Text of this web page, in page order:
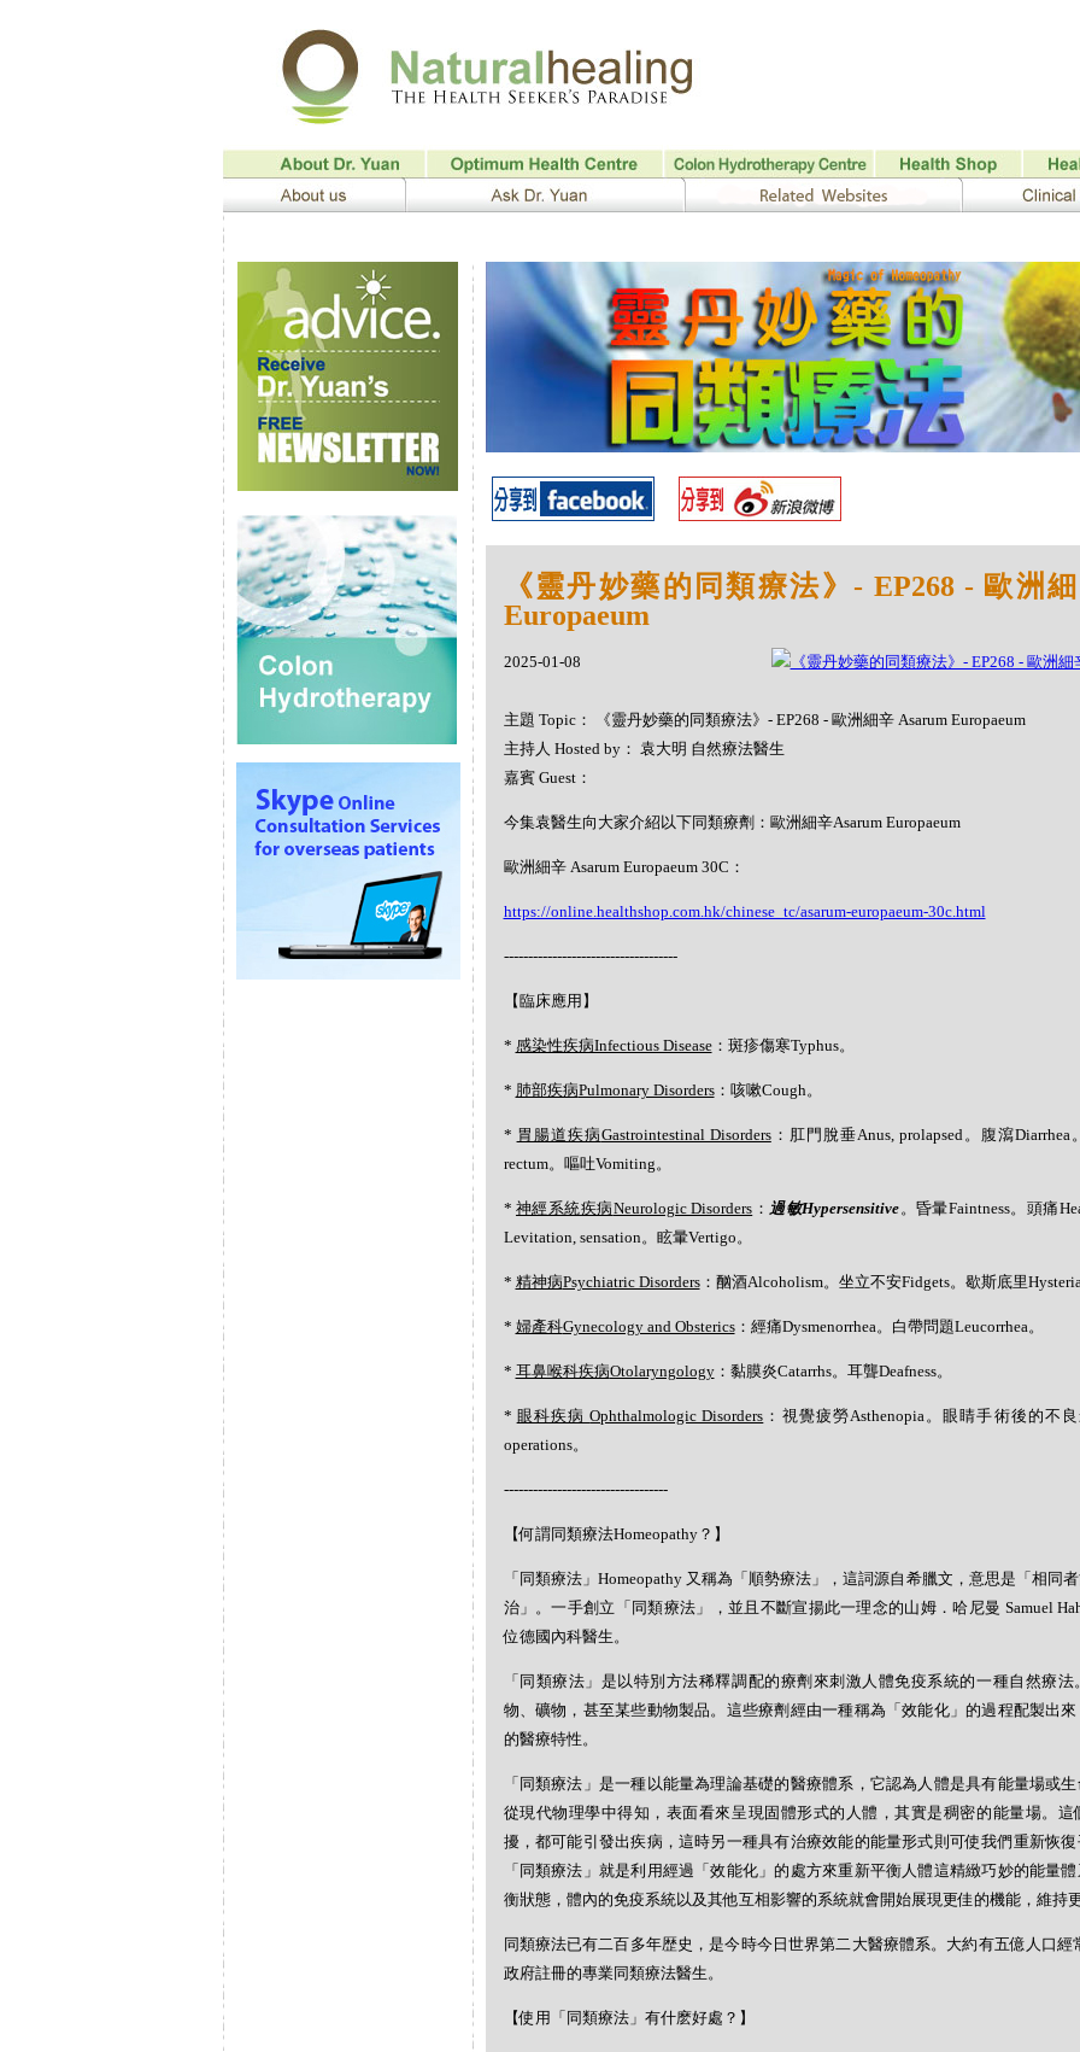
《靈丹妙藥的同類療法》- EP268 - 歐洲
Europaeum
2025-01-08
主題 Topic： 《靈丹妙藥的同類療法》- EP268 - 歐洲細辛 Asarum Europaeum
主持人 Hosted by： 袁大明 自然療法醫生
嘉賓 Guest：
今集袁醫生向大家介紹以下同類療劑：歐洲細辛Asarum Europaeum
歐洲細辛 Asarum Europaeum 30C：
https://online.healthshop.com.hk/chinese_tc/asarum-europaeum-30c.html
------------------------------------
【臨床應用】
* 感染性疾病Infectious Disease：斑疹傷寒Typhus。
* 肺部疾病Pulmonary Disorders：咳嗽Cough。
* 胃腸道疾病Gastrointestinal Disorders：肛門脫垂Anus, prolapsed。腹瀉Diarrhea
rectum。嘔吐Vomiting。
* 神經系統疾病Neurologic Disorders ：過敏Hypersensitive。昏暈Faintness。頭痛
Levitation, sensation。眩暈Vertigo。
* 精神病Psychiatric Disorders：酗酒Alcoholism。坐立不安Fidgets。歇斯底里
* 婦產科Gynecology and Obsterics：經痛Dysmenorrhea。白帶問題Leucorrhea。
* 耳鼻喉科疾病Otolaryngology：黏膜炎Catarrhs。耳聾Deafness。
* 眼科疾病Ophthalmologic Disorders ：視覺疲勞Asthenopia。眼睛手術後的不良
operations。
----------------------------------
【何謂同類療法Homeopathy？】
「同類療法」Homeopathy 又稱為「順勢療法」，這詞源自希臘文，意思是「相同
治」。一手創立「同類療法」，並且不斷宣揚此一理念的山姆．哈尼曼 Samuel
位德國內科醫生。
「同類療法」是以特別方法稀釋調配的療劑來刺激人體免疫系統的一種自然療
物、礦物，甚至某些動物製品。這些療劑經由一種稱為「效能化」的過程配製出
的醫療特性。
「同類療法」是一種以能量為理論基礎的醫療體系，它認為人體是具有能量場或
從現代物理學中得知，表面看來呈現固體形式的人體，其實是稠密的能量場。這
擾，都可能引發出疾病，這時另一種具有治療效能的能量形式則可使我們重新恢
「同類療法」就是利用經過「效能化」的處方來重新平衡人體這精緻巧妙的能量
衡狀態，體內的免疫系統以及其他互相影響的系統就會開始展現更佳的機能，維持
同類療法已有二百多年歴史，是今時今日世界第二大醫療體系。大約有五億人口經
政府註冊的專業同類療法醫生。
【使用「同類療法」有什麽好處？】